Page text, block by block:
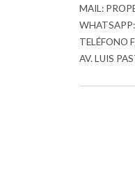
MAIL:
TELÉFONO
AV. LUIS